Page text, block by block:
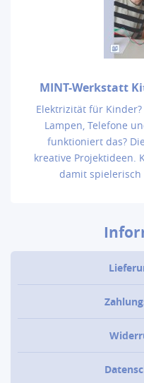
MINT-Werkstatt
Elektrizität für
Lampen, Telefone
funktioniert das?
kreative Projektideen.
damit spielerisch